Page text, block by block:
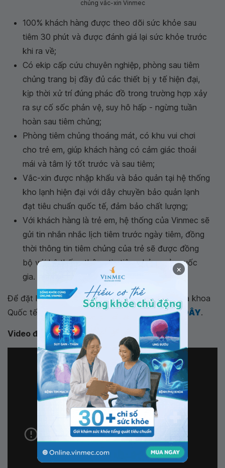
chủng vắc-xin Vinmec
100% khách hàng được theo dõi sức khỏe sau
tiêm 30 phút và được đánh giá lại sức khỏe trước
khi ra về;
Có ekip cấp cứu chuyên nghiệp, phòng sau tiêm
chủng trang bị đầy đủ các thiết bị y tế hiện đại,
kịp thời xử trí đúng phác đồ trong trường hợp xảy
ra sự cố sốc phản vệ, suy hô hấp - ngừng tuần
hoàn sau tiêm chủng;
Phòng tiêm chủng thoáng mát, có khu vui chơi
cho trẻ em, giúp khách hàng có cảm giác thoải
mái và tâm lý tốt trước và sau tiêm;
Vắc-xin được nhập khẩu và bảo quản tại hệ thống
kho lạnh hiện đại với dây chuyền bảo quản lạnh
đạt tiêu chuẩn quốc tế, đảm bảo chất lượng;
Với khách hàng là trẻ em, hệ thống của Vinmec sẽ
gửi tin nhắn nhắc lịch tiêm trước ngày tiêm, đồng
thời thông tin tiêm chủng của trẻ sẽ được đồng
bộ với hệ thống thông tin tiêm chủng của quốc
gia.
Để đặt lịch khám và tiêm chủng tại Bệnh viện Đa khoa
Quốc tế Vinmec, Quý khách có thể liên hệTẠI ĐÂY.
Video đề xuất:
×